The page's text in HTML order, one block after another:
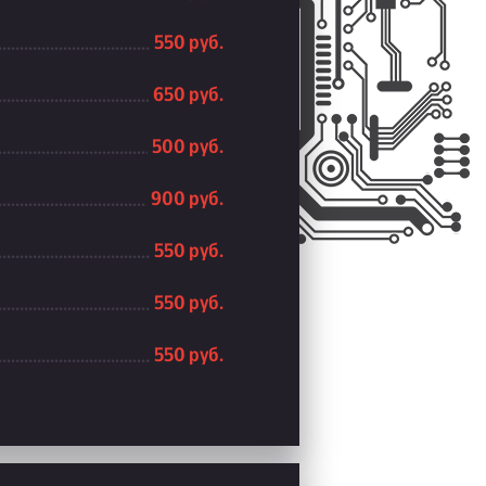
550 руб.
650 руб.
500 руб.
900 руб.
550 руб.
550 руб.
550 руб.